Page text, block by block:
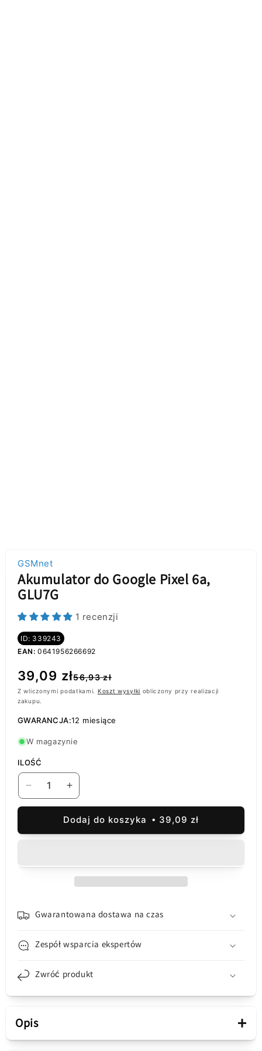
GSMnet
Akumulator do Google Pixel 6a,
GLU7G
1 recenzji
ID: 339243
EAN: 0641956266692
Cena
regularna
56,93 zł
Cena
promocyjna
39,09 zł
Z wliczonymi podatkami. Koszt wysyłki obliczony przy realizacji
zakupu.
GWARANCJA:12 miesiące
W magazynie
ILOŚĆ
Zmniejsz
ilość
Akumulator
Pixel
Zwiększ
ilość
dla
Akumulator
Pixel
6a,
GLU7G
Dodaj do koszyka 39,09 zł
Gwarantowana dostawa na czas
Zespół wsparcia ekspertów
Zwróć produkt
Opis +